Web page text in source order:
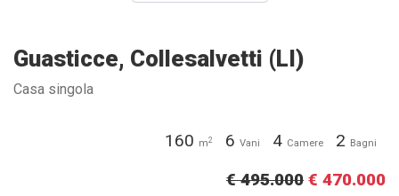
Guasticce, Collesalvetti (LI)
Casa singola
160 m2 6 Vani 4 Camere 2 Bagni
€ 495.000 € 470.000